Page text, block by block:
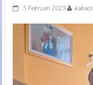
5 Februari 2023